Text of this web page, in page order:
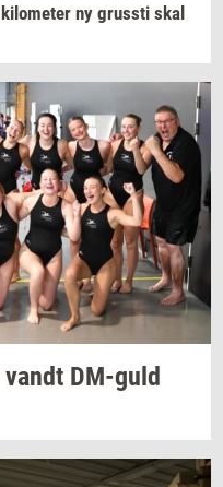
ki­lo­me­ter ny grus­sti skal
vandt DM-​guld